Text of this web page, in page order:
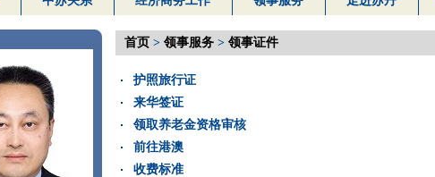
首页> 领事服务> 领事证件
护照旅行证
来华签证
领取养老金资格审核
前往港澳
收费标准